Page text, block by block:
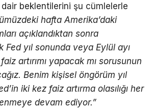
beklentilerini şu cümlelerle
hafta Amerika’daki
açıklandıktan sonra
Fed yıl sonunda veya Eylül ayı
artırımı yapacak mı sorusunun
Benim kişisel öngörüm yıl
iki kez faiz artırma olasılığı her
devam ediyor.”